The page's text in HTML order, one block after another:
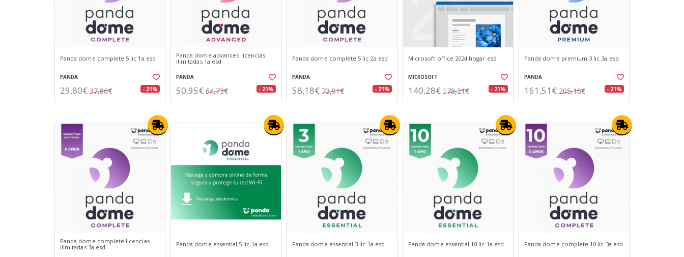
Panda dome complete 5 lic 1a esd
PANDA
29,80€ 37,86€ - 21%
Panda dome advanced licencias
ilimitadas 1a esd
PANDA
50,95€ 64,73€ - 21%
Panda dome complete 5 lic 2a esd
PANDA
58,18€ 73,91€ - 21%
Microsoft office 2024 hogar esd
MICROSOFT
140,28€ 178,21€ - 21%
Panda dome premium 3 lic 3a esd
PANDA
161,51€ 205,16€ - 21%
Panda dome complete licencias
ilimitadas 3a esd
Panda dome essential 5 lic 1a esd Panda dome essential 3 lic 1a esd Panda dome essential 10 lic 1a esd Panda dome complete 10 lic 3a esd